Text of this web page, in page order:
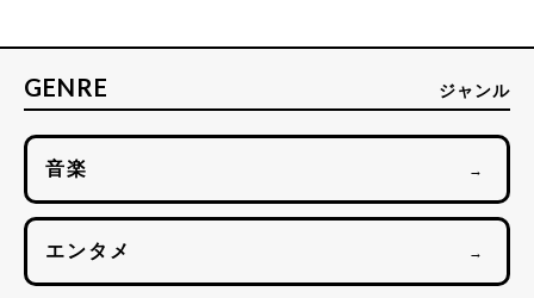
GENRE ジャンル
音楽 →
エンタメ →